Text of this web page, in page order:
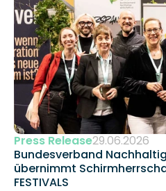
Press Release29.06.2026
Bundesverband
übernimmt
FESTIVALS